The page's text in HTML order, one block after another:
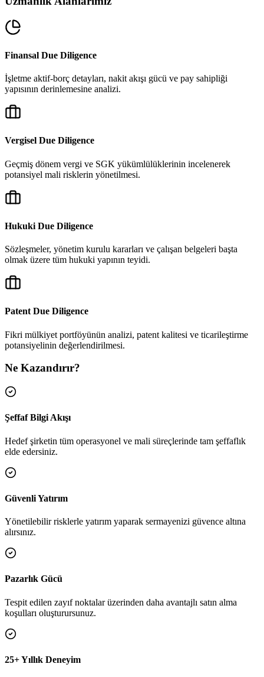
Finansal Due Diligence
İşletme aktif-borç detayları, nakit akışı gücü ve pay sahipliği
yapısının derinlemesine analizi.
Vergisel Due Diligence
Geçmiş dönem vergi ve SGK yükümlülüklerinin incelenerek
potansiyel mali risklerin yönetilmesi.
Hukuki Due Diligence
Sözleşmeler, yönetim kurulu kararları ve çalışan belgeleri başta
olmak üzere tüm hukuki yapının teyidi.
Patent Due Diligence
Fikri mülkiyet portföyünün analizi, patent kalitesi ve ticarileştirme
potansiyelinin değerlendirilmesi.
Ne Kazandırır?
Şeffaf Bilgi Akışı
Hedef şirketin tüm operasyonel ve mali süreçlerinde tam şeffaflık
elde edersiniz.
Güvenli Yatırım
Yönetilebilir risklerle yatırım yaparak sermayenizi güvence altına
alırsınız.
Pazarlık Gücü
Tespit edilen zayıf noktalar üzerinden daha avantajlı satın alma
koşulları oluşturursunuz.
25+ Yıllık Deneyim